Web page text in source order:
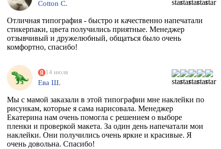
Cotton C.
Отличная типография - быстро и качественно напечатали
стикерпаки, цвета получились приятные. Менеджер
отзывчивый и дружелюбный, общаться было очень
комфортно, спасибо!
14 июля
Ева Ш.
Мы с мамой заказали в этой типографии мне наклейки по
рисункам, которые я сама нарисовала. Менеджер
Екатерина нам очень помогла с решением о выборе
пленки и проверкой макета. За один день напечатали мои
наклейки. Они получились очень яркие и красивые. Я
очень довольна. Спасибо!